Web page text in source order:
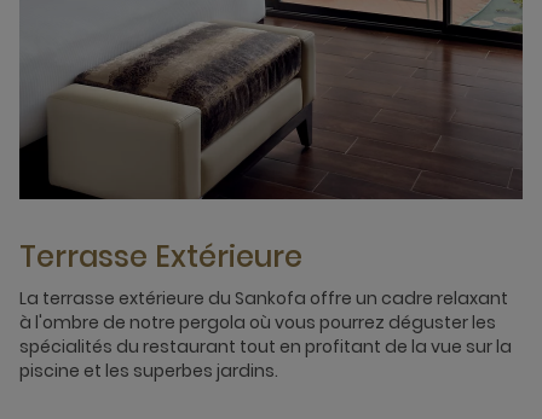
Terrasse Extérieure
La terrasse extérieure du Sankofa offre un cadre relaxant
à l'ombre de notre pergola où vous pourrez déguster les
spécialités du restaurant tout en profitant de la vue sur la
piscine et les superbes jardins.